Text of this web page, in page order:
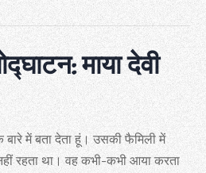
माया देवी
में बता देता हूं। उसकी फैमिली में
रहता था। वह कभी-कभी आया करता